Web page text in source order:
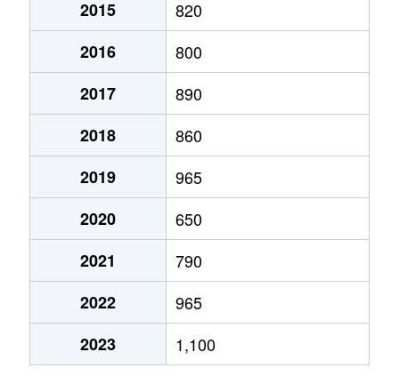
西大寺中野 350万円
西大寺中野
1,200万円
西大寺中野
1,600万円
西大寺浜
1,800万円
西大寺東
2,700万円
西大寺東
1,900万円
西大寺東
1,800万円
瀬戸町旭ヶ丘
950万円
瀬戸町旭ヶ丘
1,400万円
2015
820
2016
800
2017
890
2018
860
2019
965
2020
650
2021
790
2022
965
2023
1,100